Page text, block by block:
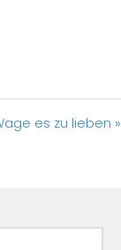
es zu lieben »